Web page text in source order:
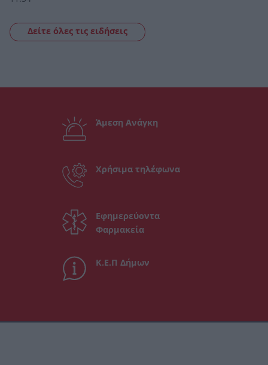
Δείτε όλες τις ειδήσεις
Άμεση Ανάγκη
Χρήσιμα τηλέφωνα
Εφημερεύοντα
Φαρμακεία
Κ.Ε.Π Δήμων